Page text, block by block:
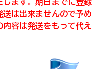
します。期日までに登録
は出来ませんので予め
容は発送をもって代え